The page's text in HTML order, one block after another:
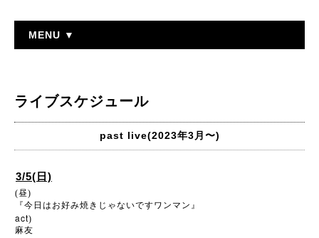
MENU ▼
ライブスケジュール
past live(2023年3月〜)
3/5(日)
(昼)
『今日はお好み焼きじゃないですワンマン』
act)
麻友